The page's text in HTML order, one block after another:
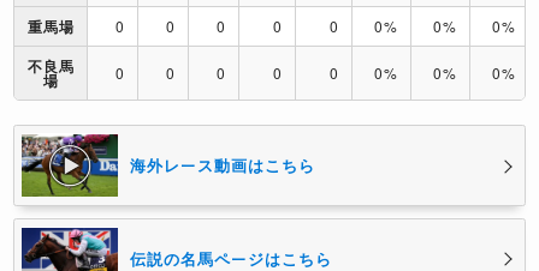
重馬場 0 0 0 0 0 0% 0% 0%
不良馬
場 0 0 0 0 0 0% 0% 0%
海外レース動画はこちら
伝説の名馬ページはこちら